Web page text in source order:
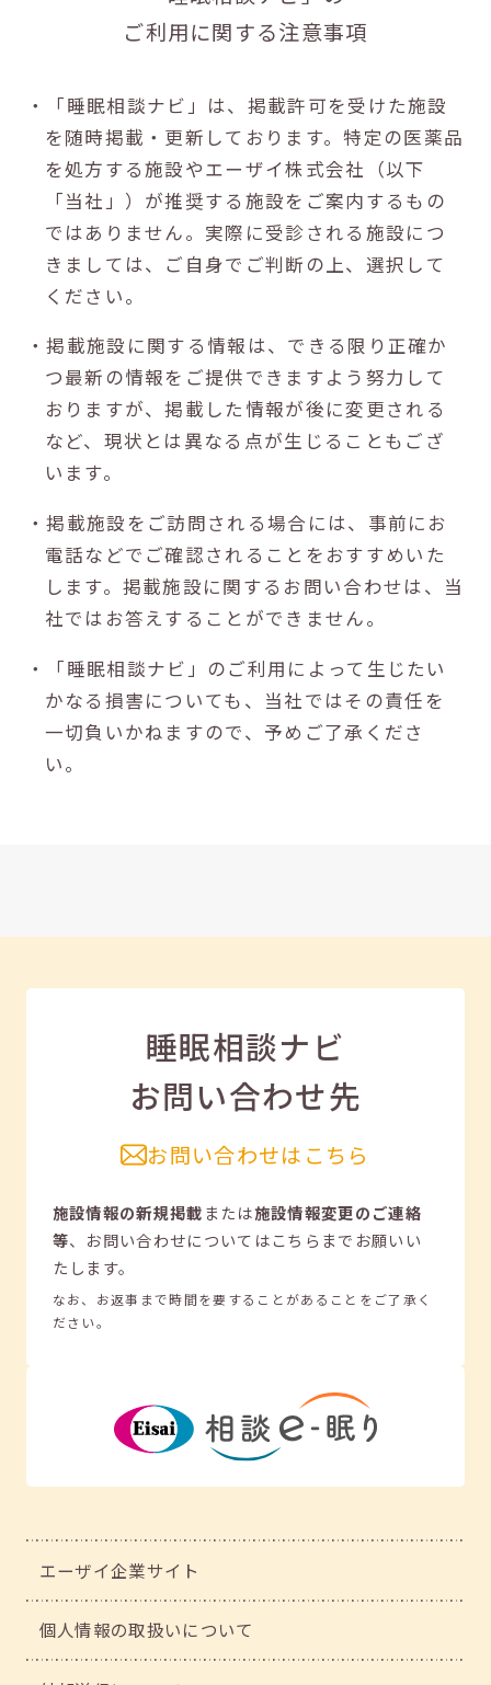
ご利用に関する注意事項
・「睡眠相談ナビ」は、掲載許可を受けた施設
を随時掲載・更新しております。特定の医薬品
を処方する施設やエーザイ株式会社（以下
「当社」）が推奨する施設をご案内するもの
ではありません。実際に受診される施設につ
きましては、ご自身でご判断の上、選択して
ください。
・掲載施設に関する情報は、できる限り正確か
つ最新の情報をご提供できますよう努力して
おりますが、掲載した情報が後に変更される
など、現状とは異なる点が生じることもござ
います。
・掲載施設をご訪問される場合には、事前にお
電話などでご確認されることをおすすめいた
します。掲載施設に関するお問い合わせは、当
社ではお答えすることができません。
・「睡眠相談ナビ」のご利用によって生じたい
かなる損害についても、当社ではその責任を
一切負いかねますので、予めご了承くださ
い。
睡眠相談ナビ
お問い合わせ先
お問い合わせはこちら
施設情報の新規掲載または施設情報変更のご連絡
等、 お問い合わせについてはこちらまでお願いい
たします。
なお、お返事まで時間を要することがあることをご了承く
ださい。
エーザイ企業サイト
個人情報の取扱いについて